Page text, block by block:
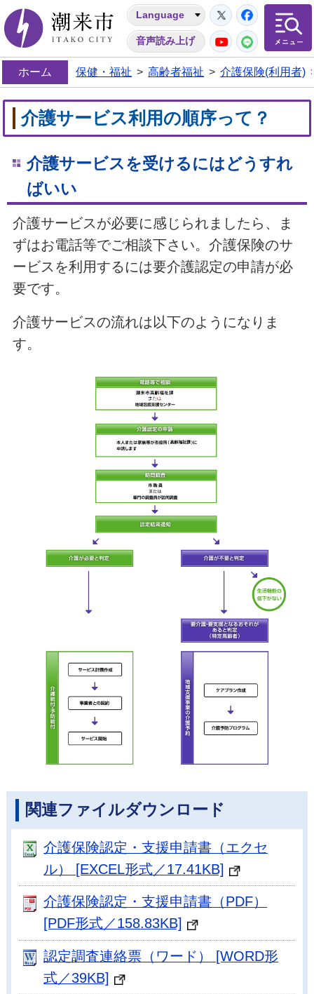
潮来市
Language
音声読み上げ
Twitter
YouTube
LINE
ホーム 保健・福祉 > 高齢者福祉 > 介護保険(利用者)
介護サービス利用の順序って？
介護サービスを受けるにはどうすれ
ばいい
介護サービスが必要に感じられましたら、ま
ずはお電話等でご相談下さい。介護保険のサ
ービスを利用するには要介護認定の申請が必
要です。
介護サービスの流れは以下のようになりま
す。
関連ファイルダウンロード
介護保険認定・支援申請書（エクセ
ル） [EXCEL形式／17.41KB]
介護保険認定・支援申請書（PDF）
[PDF形式／158.83KB]
認定調査連絡票（ワード） [WORD形
式／39KB]